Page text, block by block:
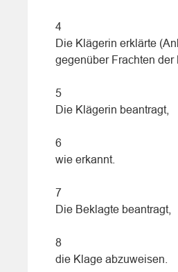
4
Die Klägerin erklärte
gegenüber Frachten der
5
Die Klägerin beantragt,
6
wie erkannt.
7
Die Beklagte beantragt,
8
die Klage abzuweisen.